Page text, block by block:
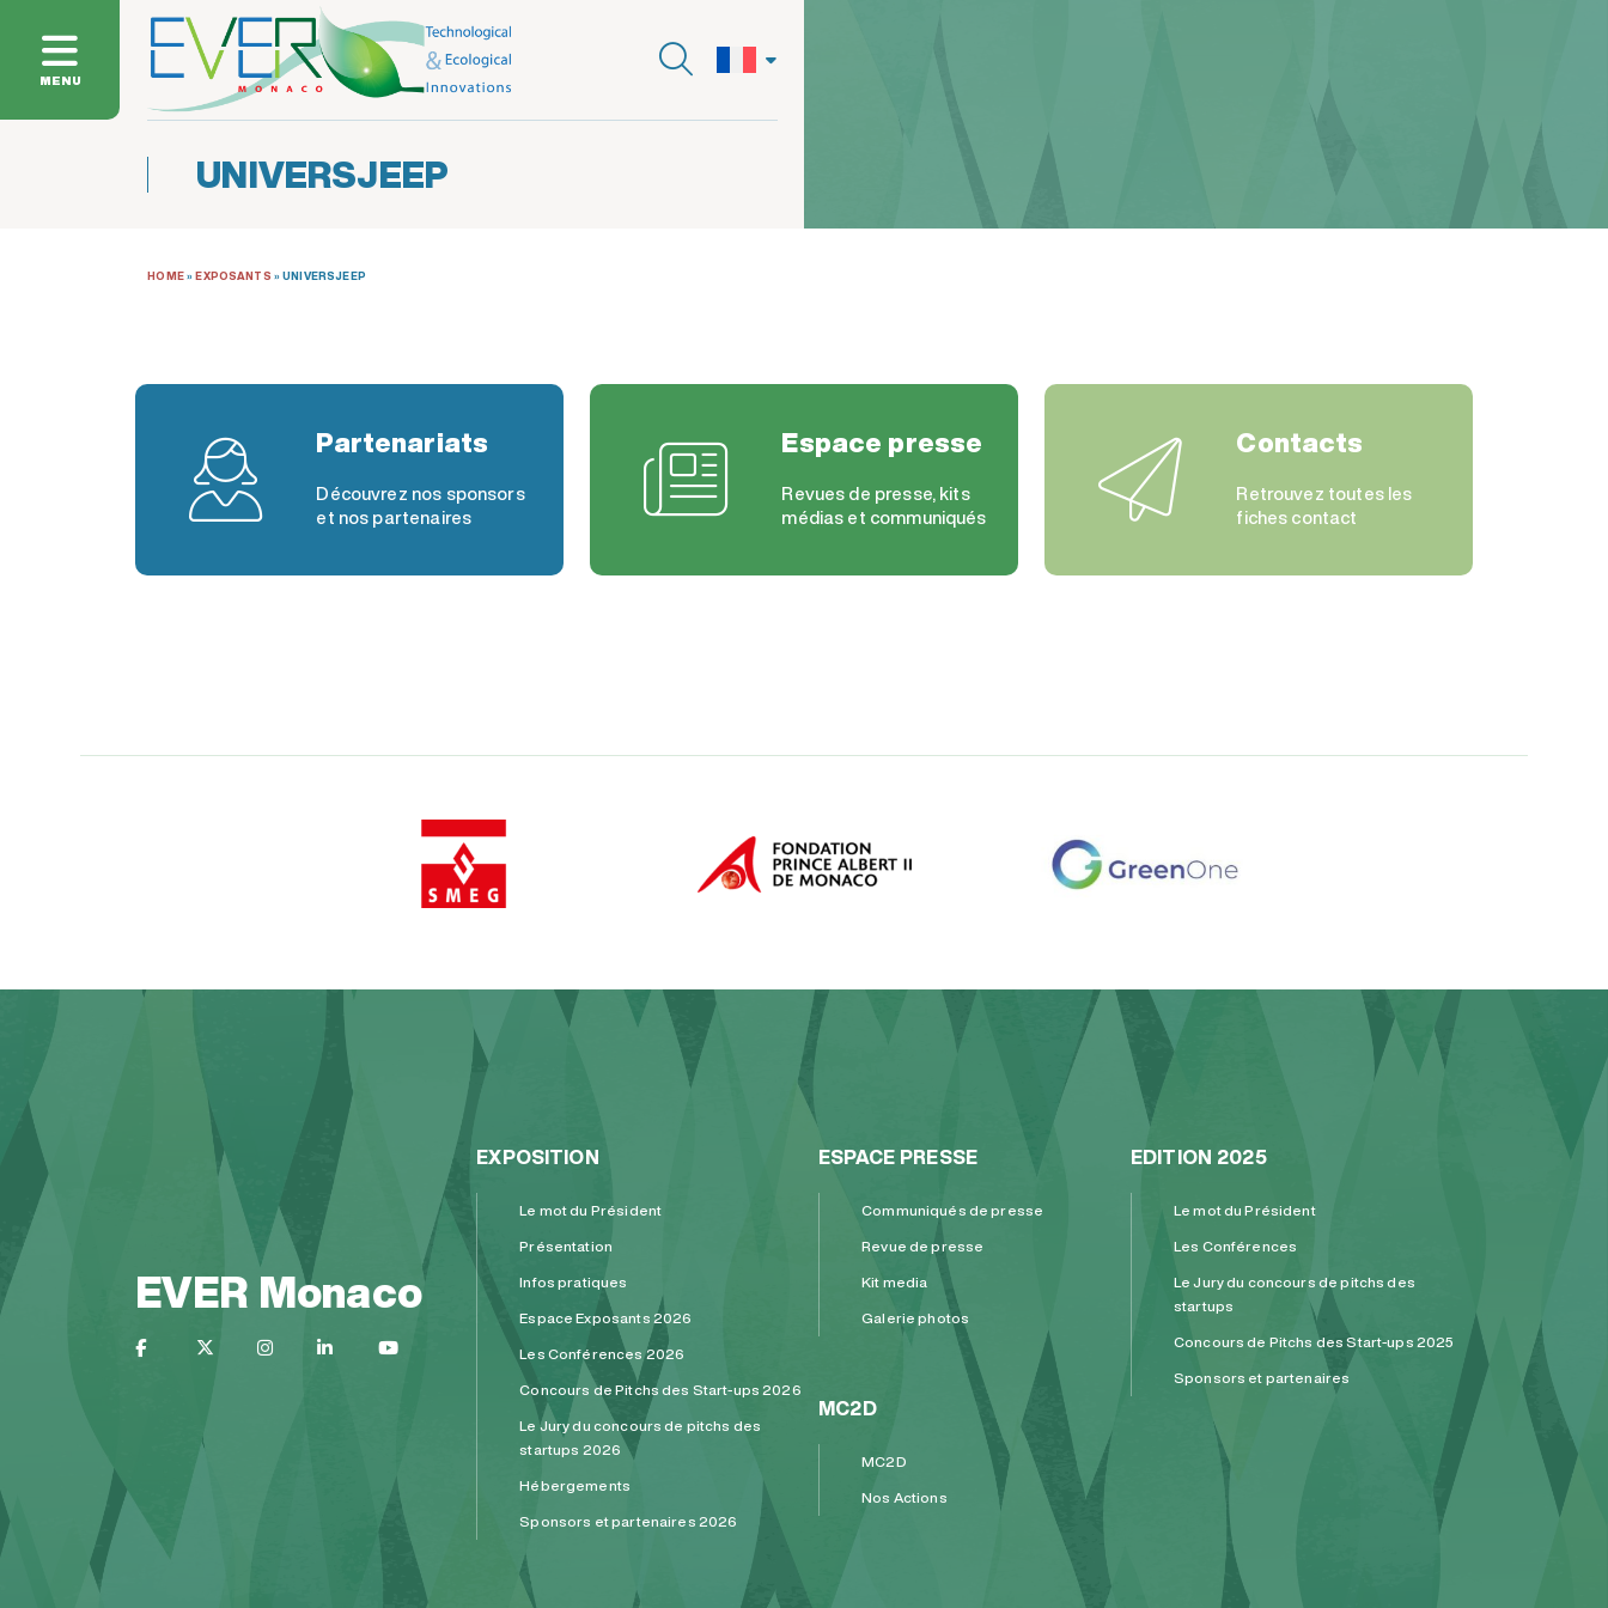
MENU
UNIVERSJEEP
HOME»EXPOSANTS »UNIVERSJEEP
Partenariats
Découvrez nos sponsors
et nos partenaires
Espace presse
Revues de presse, kits
médias et communiqués
Contacts
Retrouvez toutes les
fiches contact
EVER Monaco
EXPOSITION
Le mot du Président
Présentation
Infos pratiques
Espace Exposants 2026
Les Conférences 2026
Concours de Pitchs des Start-ups 2026
Le Jury du concours de pitchs des
startups 2026
Hébergements
Sponsors et partenaires 2026
ESPACE PRESSE
Communiqués de presse
Revue de presse
Kit media
Galerie photos
MC2D
MC2D
Nos Actions
EDITION 2025
Le mot du Président
Les Conférences
Le Jury du concours de pitchs des
startups
Concours de Pitchs des Start-ups 2025
Sponsors et partenaires